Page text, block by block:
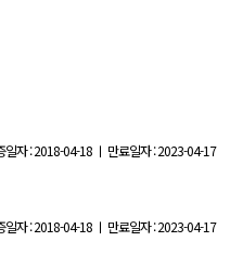
일자 : 2018-04-18 ㅣ 만료일자 : 2023-04-17
일자 : 2018-04-18 ㅣ 만료일자 : 2023-04-17